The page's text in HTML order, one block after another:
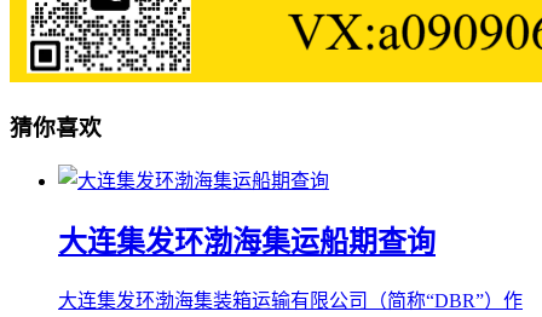
猜你喜欢
大连集发环渤海集运船期查询
大连集发环渤海集装箱运输有限公司（简称“DBR”）作